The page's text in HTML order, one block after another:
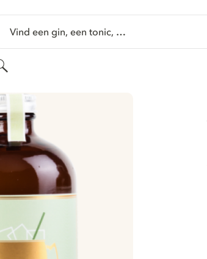
Vind een gin, een tonic, …
Zoeken